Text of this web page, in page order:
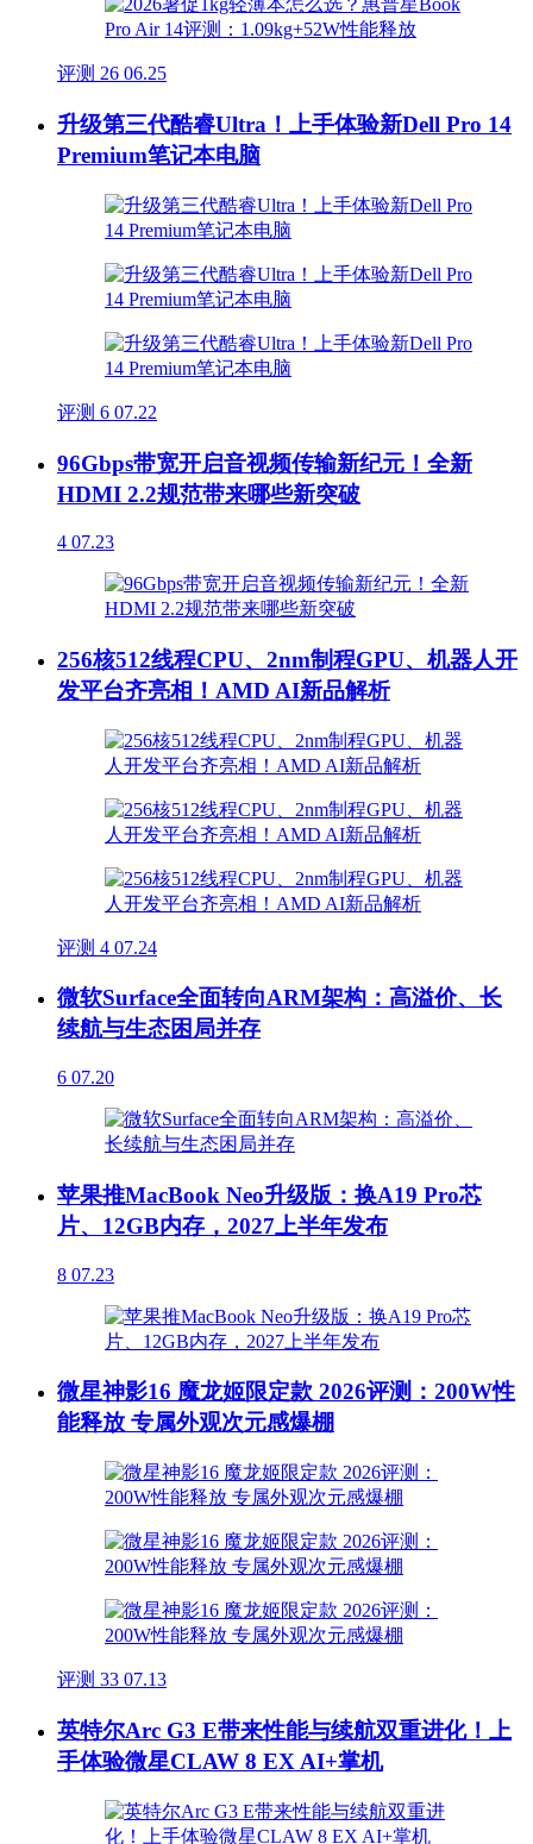
评测 26 06.25
升级第三代酷睿Ultra！上手体验新Dell Pro 14
Premium笔记本电脑
评测 6 07.22
96Gbps带宽开启音视频传输新纪元！全新
HDMI 2.2规范带来哪些新突破
4 07.23
256核512线程CPU、2nm制程GPU、机器人开
发平台齐亮相！AMD AI新品解析
评测 4 07.24
微软Surface全面转向ARM架构：高溢价、长
续航与生态困局并存
6 07.20
苹果推MacBook Neo升级版：换A19 Pro芯
片、12GB内存，2027上半年发布
8 07.23
微星神影16 魔龙姬限定款 2026评测：200W性
能释放 专属外观次元感爆棚
评测 33 07.13
英特尔Arc G3 E带来性能与续航双重进化！上
手体验微星CLAW 8 EX AI+掌机